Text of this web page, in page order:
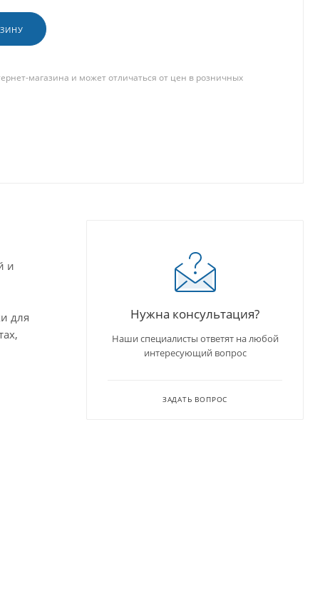
магазина и может отличаться от цен в розничных
и
для
Нужна консультация?
Наши специалисты ответят на любой
интересующий вопрос
ЗАДАТЬ ВОПРОС